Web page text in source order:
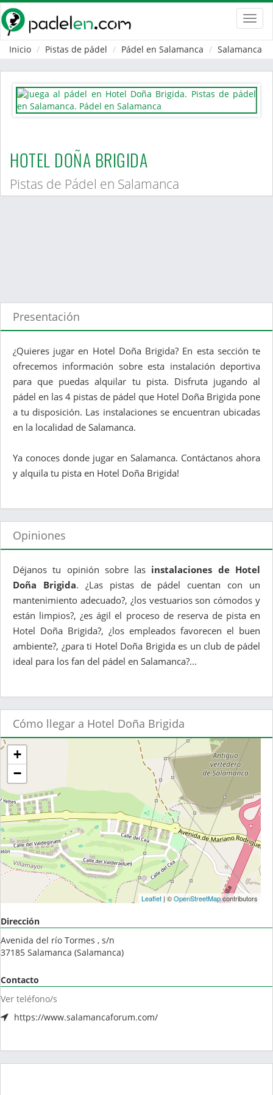
Inicio
Pistas de pádel Pádel en Salamanca Salamanca
HOTEL DOÑA BRIGIDA
Pistas de Pádel en Salamanca
Presentación
¿Quieres jugar en Hotel Doña Brigida? En esta sección te
ofrecemos información sobre esta instalación deportiva
para que puedas alquilar tu pista. Disfruta jugando al
pádel en las 4 pistas de pádel que Hotel Doña Brigida pone
a tu disposición. Las instalaciones se encuentran ubicadas
en la localidad de Salamanca.
Ya conoces donde jugar en Salamanca. Contáctanos ahora
y alquila tu pista en Hotel Doña Brigida!
Opiniones
Déjanos tu opinión sobre las instalaciones de Hotel
Doña Brigida. ¿Las pistas de pádel cuentan con un
mantenimiento adecuado?, ¿los vestuarios son cómodos y
están limpios?, ¿es ágil el proceso de reserva de pista en
Hotel Doña Brigida?, ¿los empleados favorecen el buen
ambiente?, ¿para ti Hotel Doña Brigida es un club de pádel
ideal para los fan del pádel en Salamanca?...
Cómo llegar a Hotel Doña Brigida
+
−
Leaflet| ©OpenStreetMapcontributors
Dirección
Avenida del río Tormes , s/n
37185 Salamanca (Salamanca)
Contacto
Ver teléfono/s
https://www.salamancaforum.com/